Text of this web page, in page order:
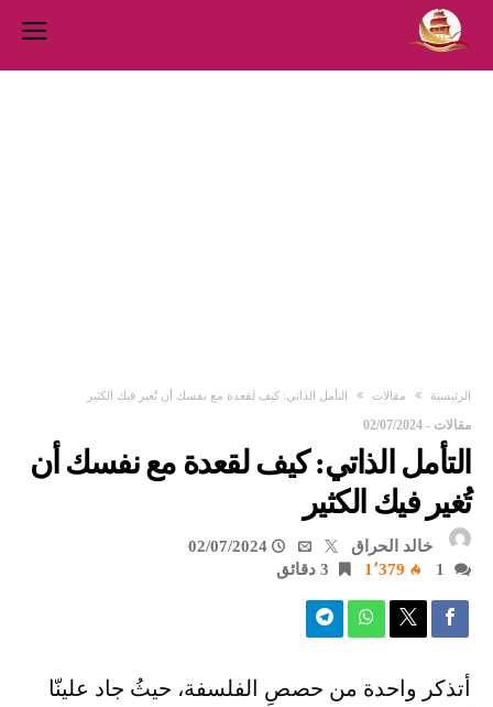
‫الرئيسية‬ مقالات التأمل الذاتي: كيف لقعدة مع نفسك أن تُغير فيك الكثير
مقالات -
02/07/2024
التأمل الذاتي: كيف لقعدة مع نفسك أن
تُغير فيك الكثير
خالد الحراق
02/07/2024
1٬379 3 ‫دقائق‬
أتذكر واحدة من حصصِ الفلسفة، حيثُ جاد علينّا